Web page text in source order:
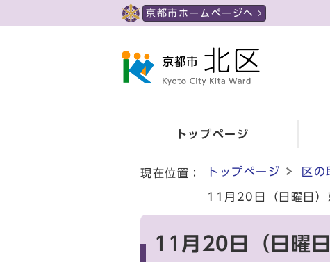
京都市ホームページへ
トップページ
現在位置： トップページ 区の
11月20日（日曜日）
11月20日（日曜